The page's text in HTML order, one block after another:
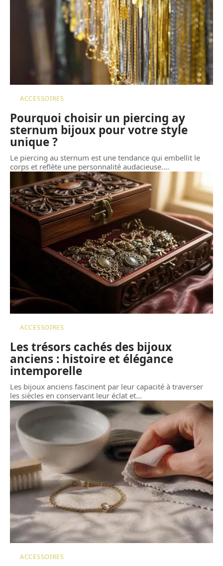
ACCESSOIRES
Pourquoi choisir un piercing ay
sternum bijoux pour votre style
unique ?
Le piercing au sternum est une tendance qui embellit le
corps et reflète une personnalité audacieuse.…
ACCESSOIRES
Les trésors cachés des bijoux
anciens : histoire et élégance
intemporelle
Les bijoux anciens fascinent par leur capacité à traverser
les siècles en conservant leur éclat et…
ACCESSOIRES